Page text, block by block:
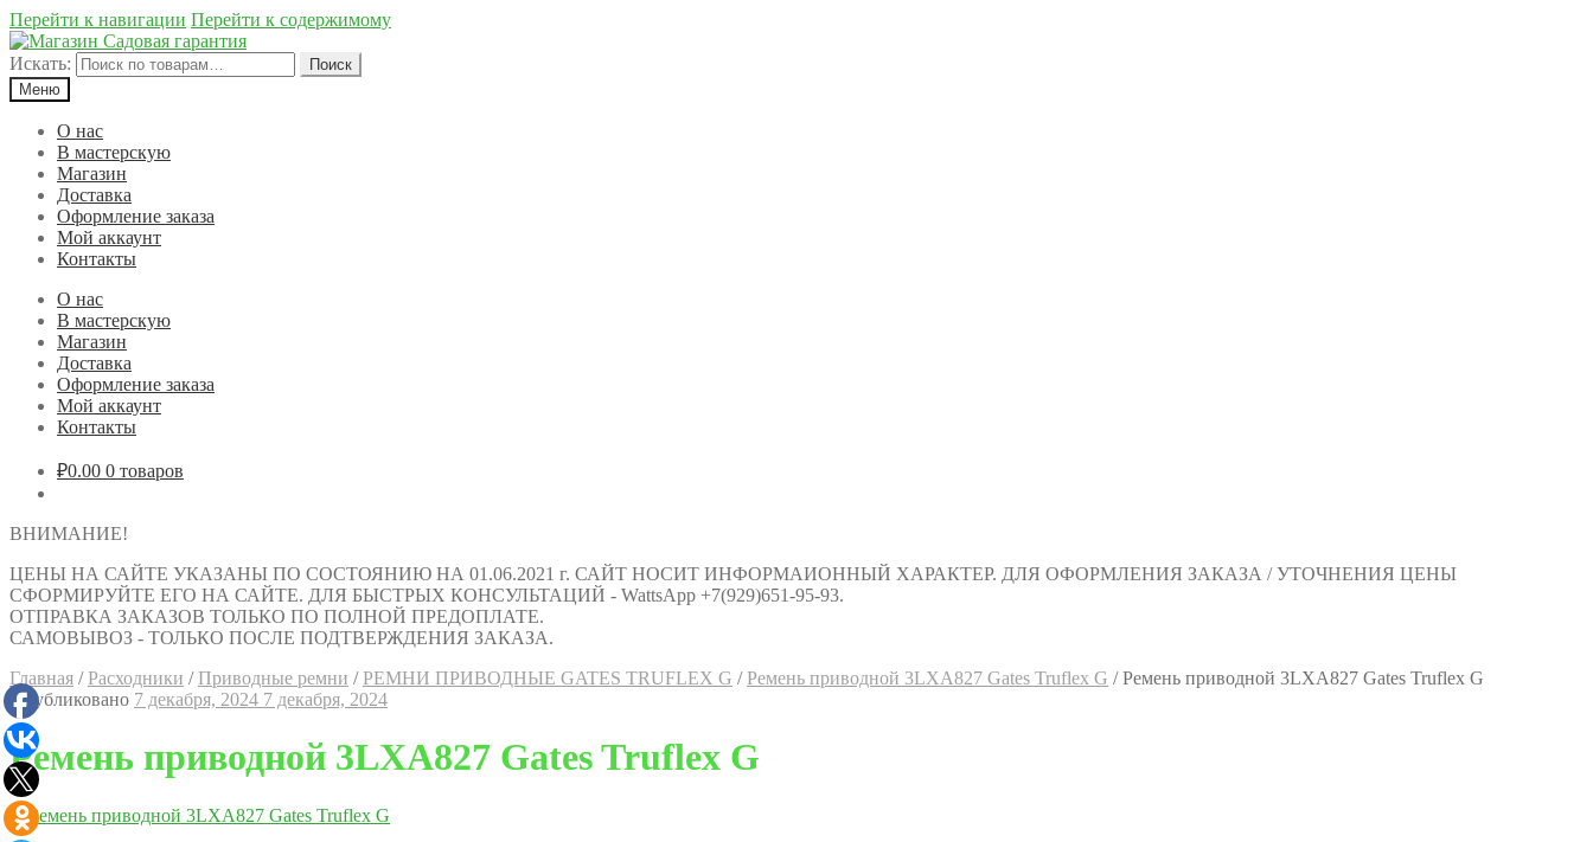
Перейти к навигации Перейти к содержимому
Искать:
Поиск
Меню
О нас
В мастерскую
Магазин
Доставка
Оформление заказа
Мой аккаунт
Контакты
О нас
В мастерскую
Магазин
Доставка
Оформление заказа
Мой аккаунт
Контакты
₽0.00 0 товаров
ВНИМАНИЕ!
ЦЕНЫ НА САЙТЕ УКАЗАНЫ ПО СОСТОЯНИЮ НА 01.06.2021 г. САЙТ НОСИТ ИНФОРМАИОННЫЙ ХАРАКТЕР. ДЛЯ ОФОРМЛЕНИЯ ЗАКАЗА / УТОЧНЕНИЯ ЦЕНЫ
СФОРМИРУЙТЕ ЕГО НА САЙТЕ. ДЛЯ БЫСТРЫХ КОНСУЛЬТАЦИЙ - WattsApp +7(929)651-95-93.
ОТПРАВКА ЗАКАЗОВ ТОЛЬКО ПО ПОЛНОЙ ПРЕДОПЛАТЕ.
САМОВЫВОЗ - ТОЛЬКО ПОСЛЕ ПОДТВЕРЖДЕНИЯ ЗАКАЗА.
Главная / Расходники / Приводные ремни / РЕМНИ ПРИВОДНЫЕ GATES TRUFLEX G / Ремень приводной 3LXA827 Gates Truflex G /Ремень приводной 3LXA827 Gates Truflex G
Опубликовано 7 декабря, 2024 7 декабря, 2024
Ремень приводной 3LXA827 Gates Truflex G